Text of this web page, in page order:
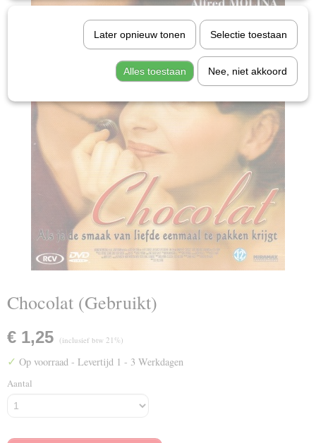
Chocolat (Gebruikt)
€ 1,25 (inclusief btw 21%)
✓ Op voorraad - Levertijd 1 - 3 Werkdagen
Aantal
Later opnieuw tonen Selectie toestaan
Alles toestaan Nee, niet akkoord